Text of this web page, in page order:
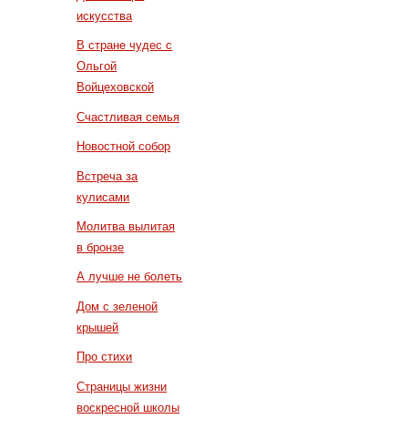
искусства
В стране чудес с
Ольгой
Войцеховской
Счастливая семья
Новостной собор
Встреча за
кулисами
Молитва вылитая
в бронзе
А лучше не болеть
Дом с зеленой
крышей
Про стихи
Страницы жизни
воскресной школы